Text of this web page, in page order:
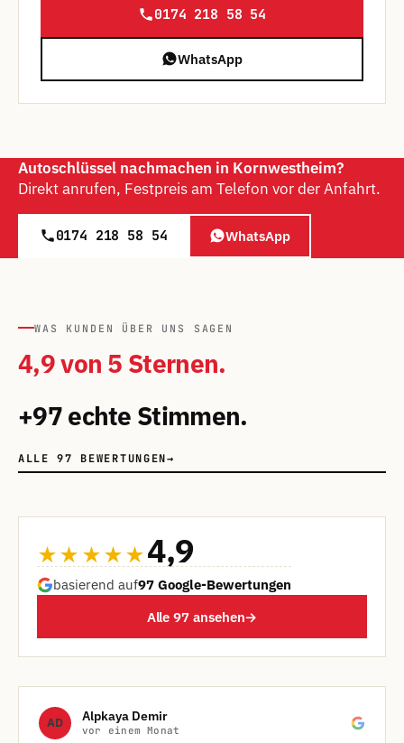
0174 218 58 54
WhatsApp
Autoschlüssel nachmachen in Kornwestheim?
Direkt anrufen, Festpreis am Telefon vor der Anfahrt.
0174 218 58 54 WhatsApp
WAS KUNDEN ÜBER UNS SAGEN
4,9 von 5 Sternen.
+97 echte Stimmen.
ALLE 97 BEWERTUNGEN→
★★★★★4,9
basierend auf97 Google-Bewertungen
Alle 97 ansehen→
AD Alpkaya Demir
vor einem Monat